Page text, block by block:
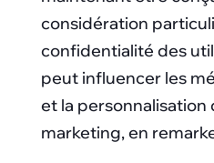
considération
confidentialité des
peut influencer les
et la personnalisation
marketing, en